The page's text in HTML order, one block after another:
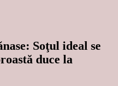
Soţul ideal se
duce la